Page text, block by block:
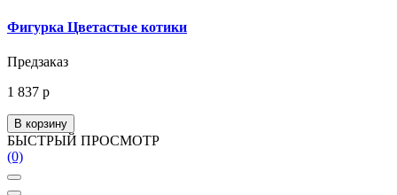
Фигурка Цветастые котики
Предзаказ
1 837 р
В корзину
БЫСТРЫЙ ПРОСМОТР
(0)